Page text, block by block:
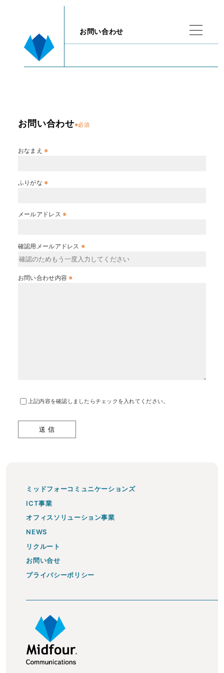
お問い合わせ
お問い合わせ※必須
おなまえ ※
ふりがな ※
メールアドレス ※
確認用メールアドレス ※
お問い合わせ内容 ※
上記内容を確認しましたらチェックを入れてください。
ミッドフォーコミュニケーションズ
ICT事業
オフィスソリューション事業
NEWS
リクルート
お問い合せ
プライバシーポリシー